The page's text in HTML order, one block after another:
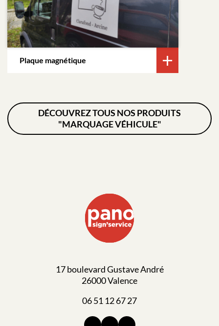
Plaque magnétique
DÉCOUVREZ TOUS NOS PRODUITS
"MARQUAGE VÉHICULE"
17 boulevard Gustave André
26000 Valence
06 51 12 67 27